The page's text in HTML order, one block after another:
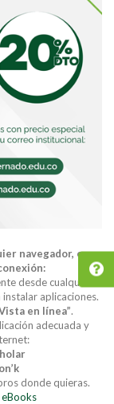
navegador, o
desde cualquier
aplicaciones.
en línea”.
adecuada y
donde quieras.
eBooks